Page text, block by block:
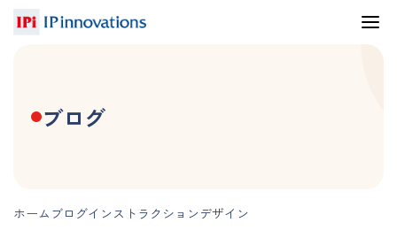
ブログ
ホーム ブログインストラクションデザイン